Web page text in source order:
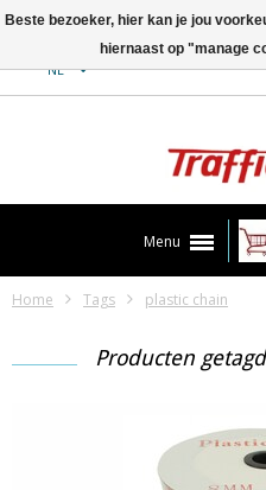
NL
Menu
Home Tags plastic chain
Producten
Beste bezoeker, hier kan je jou
hiernaast op "manage